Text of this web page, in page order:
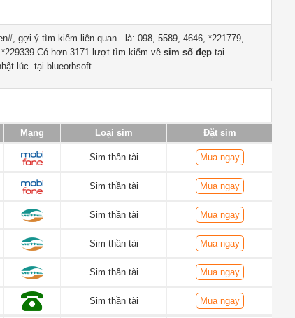
gợi ý tìm kiếm liên quan là: 098, 5589, 4646, *221779,
*229339 Có hơn 3171 lượt tìm kiếm về sim số đẹp tại
lúc tại blueorbsoft.
Mạng Loại sim Đặt sim
Sim thần tài Mua ngay
Sim thần tài Mua ngay
Sim thần tài Mua ngay
Sim thần tài Mua ngay
Sim thần tài Mua ngay
Sim thần tài Mua ngay